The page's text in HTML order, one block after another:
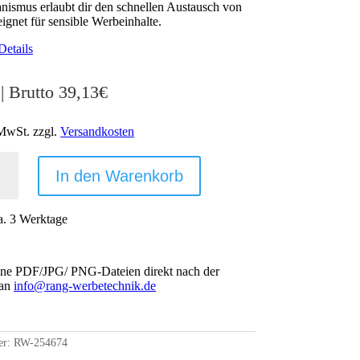
erlaubt dir den schnellen Austausch von
für sensible Werbeinhalte.
| Brutto 39,13€
zzgl.Versandkosten
F
M
In den Warenkorb
3 Werktage
PDF/JPG/ PNG-Dateien direkt nach der
info@rang-werbetechnik.de
RW-254674